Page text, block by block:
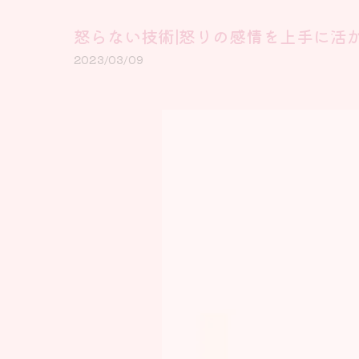
怒らない技術|怒りの感情を上手に活
2023/03/09